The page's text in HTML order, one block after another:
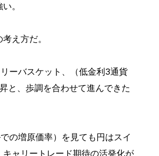
。
え方だ。
ーバスケット、（低金利3通貨
と、歩調を合わせて進んできた
の増原価率）を見ても円はスイ
ャリートレード期待の活発化が